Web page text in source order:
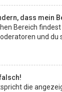
dass mein
Bereich
und du
die